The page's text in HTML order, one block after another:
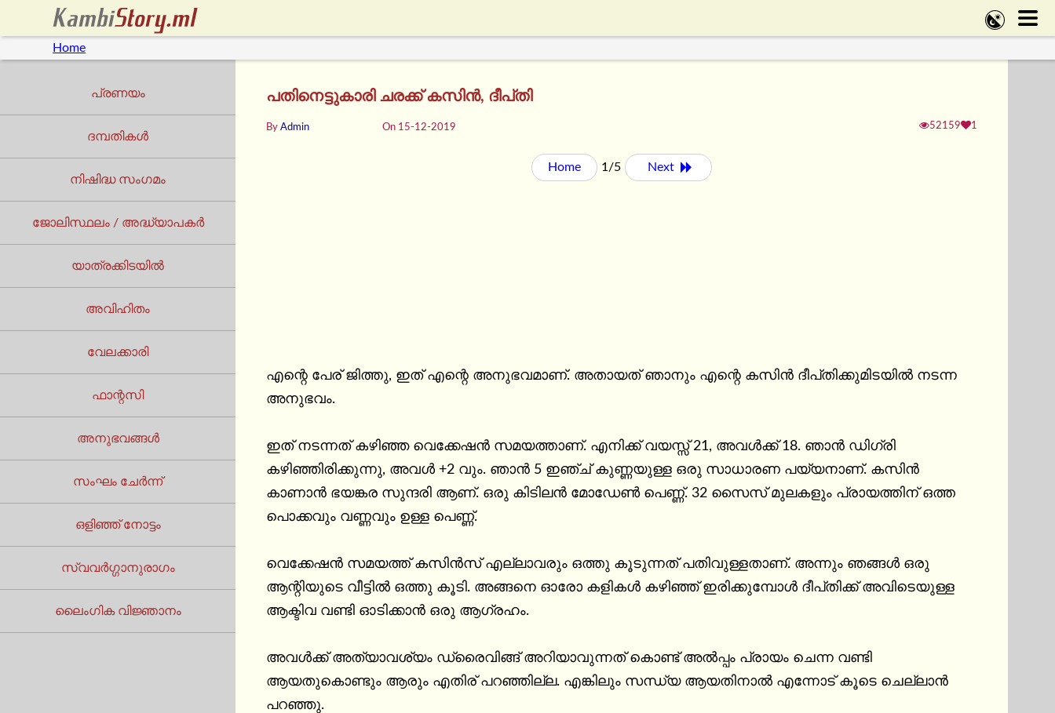
Home
പ്രണയം
ദമ്പതികൾ
നിഷിദ്ധ സംഗമം
ജോലിസ്ഥലം / അദ്ധ്യാപകർ
യാത്രക്കിടയില്‍
അവിഹിതം
വേലക്കാരി
ഫാന്റസി
അനുഭവങ്ങൾ
സംഘം ചേർന്ന്
ഒളിഞ്ഞ് നോട്ടം
സ്വവർഗ്ഗാനുരാഗം
ലൈംഗിക വിജ്ഞാനം
പതിനെട്ടുകാരി ചരക്ക് കസിൻ, ദീപ്‌തി
ByAdmin On 15-12-2019 52159 1
Home 1/5 Next
എന്റെ പേര് ജിത്തു, ഇത് എന്റെ അനുഭവമാണ്. അതായത് ഞാനും എന്റെ കസിൻ ദീപ്‌തിക്കുമിടയിൽ നടന്ന
അനുഭവം.
ഇത് നടന്നത് കഴിഞ്ഞ വെക്കേഷൻ സമയത്താണ്. എനിക്ക് വയസ്സ് 21, അവൾക്ക് 18. ഞാൻ ഡിഗ്രി
കഴിഞ്ഞിരിക്കുന്നു, അവൾ +2 വും. ഞാൻ 5 ഇഞ്ച് കുണ്ണയുള്ള ഒരു സാധാരണ പയ്യനാണ്. കസിൻ
കാണാൻ ഭയങ്കര സുന്ദരി ആണ്. ഒരു കിടിലൻ മോഡേൺ പെണ്ണ്. 32 സൈസ് മുലകളും പ്രായത്തിന് ഒത്ത
പൊക്കവും വണ്ണവും ഉള്ള പെണ്ണ്.
വെക്കേഷൻ സമയത്ത് കസിൻസ് എല്ലാവരും ഒത്തു കൂടുന്നത് പതിവുള്ളതാണ്. അന്നും ഞങ്ങൾ ഒരു
ആന്റിയുടെ വീട്ടിൽ ഒത്തു കൂടി. അങ്ങനെ ഓരോ കളികൾ കഴിഞ്ഞ് ഇരിക്കുമ്പോൾ ദീപ്‌തിക്ക് അവിടെയുള്ള
ആക്ടിവ വണ്ടി ഓടിക്കാൻ ഒരു ആഗ്രഹം.
അവൾക്ക് അത്യാവശ്യം ഡ്രൈവിങ്ങ് അറിയാവുന്നത് കൊണ്ട് അൽപ്പം പ്രായം ചെന്ന വണ്ടി
ആയതുകൊണ്ടും ആരും എതിര് പറഞ്ഞില്ല. എങ്കിലും സന്ധ്യ ആയതിനാൽ എന്നോട് കൂടെ ചെല്ലാൻ
പറഞ്ഞു.